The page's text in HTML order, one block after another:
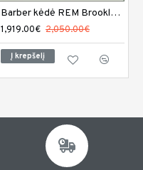
Barber kėdė REM Brookland
1,919.00€ 2,050.00€
Į krepšelį